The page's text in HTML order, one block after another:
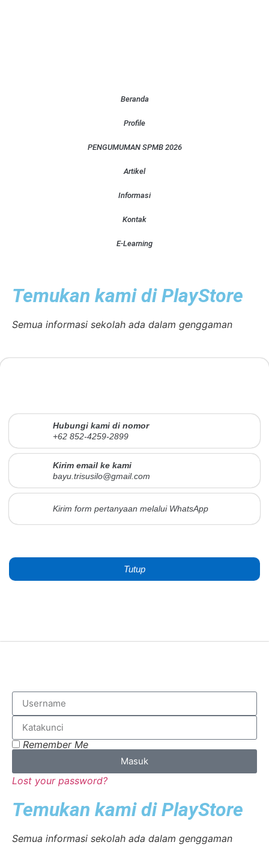
Beranda
Profile
PENGUMUMAN SPMB 2026
Artikel
Informasi
Kontak
E-Learning
Temukan kami di PlayStore
Semua informasi sekolah ada dalam genggaman
Hubungi kami di nomor
+62 852-4259-2899
Kirim email ke kami
bayu.trisusilo@gmail.com
Kirim form pertanyaan melalui WhatsApp
Tutup
Remember Me
Masuk
Lost your password?
Temukan kami di PlayStore
Semua informasi sekolah ada dalam genggaman